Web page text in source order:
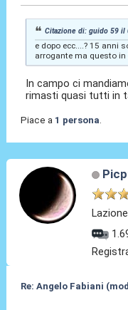
Citazione di: guido 59 il
e dopo ecc....? 15 anni
arrogante ma questo in
In campo ci
rimasti quasi tutti in
Piace a 1 persona
Re: Angelo Fabiani